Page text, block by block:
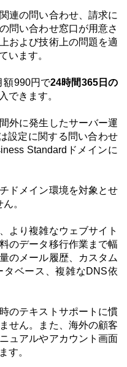
連の問い合わせ、請求に
問い合わせ窓口が用意さ
および技術上の問題を適
います。
額990円で24時間365日の
できます。
外に発生したサーバー運
設定に関する問い合わせ
Standardドメインに
ドメイン環境を対象とせ
。
より複雑なウェブサイト
のデータ移行作業まで幅
のメール履歴、カスタム
ベース、複雑なDNS依
のテキストサポートに慣
せん。また、海外の顧客
ュアルやアカウント画面
す。